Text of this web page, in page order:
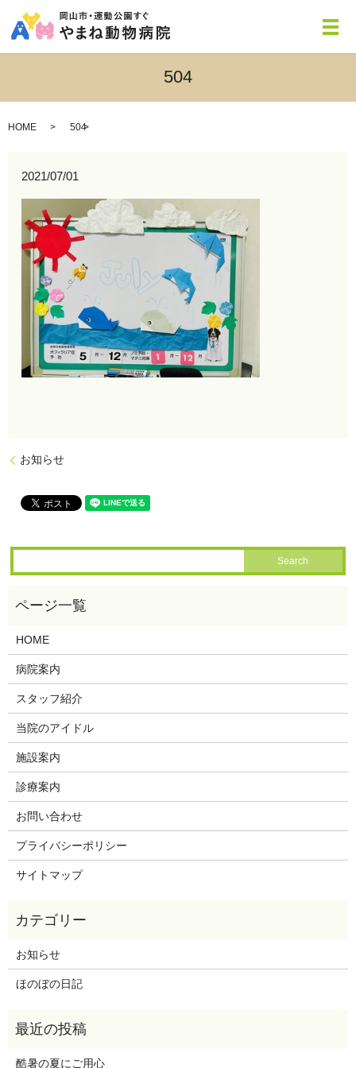
メ
504
HOME 504
2021/07/01
お知らせ
HOME
病院案内
スタッフ紹介
当院のアイドル
施設案内
診療案内
お問い合わせ
プライバシーポリシー
サイトマップ
お知らせ
ほのぼの日記
酷暑の夏にご用心